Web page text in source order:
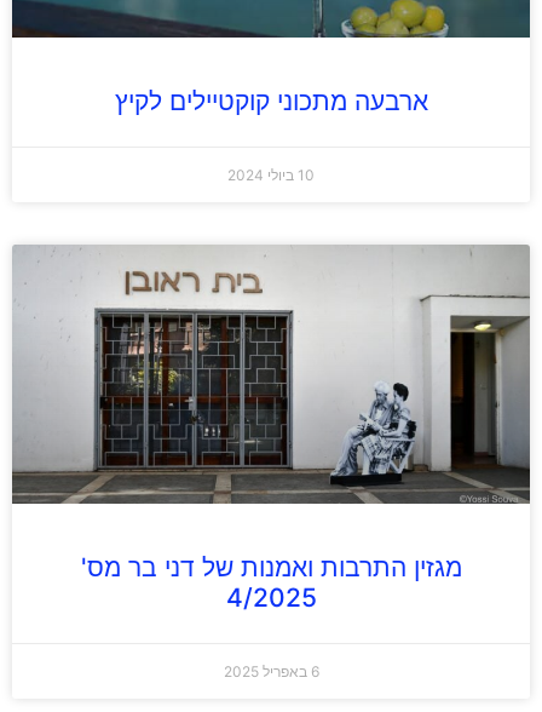
ארבעה מתכוני קוקטיילים לקיץ
10 ביולי 2024
מגזין התרבות ואמנות של דני בר מס'
4/2025
6 באפריל 2025